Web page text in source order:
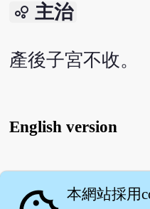
bubble_chart 主治
產後子宮不收。
English version
本網站採用